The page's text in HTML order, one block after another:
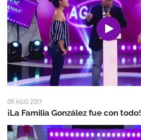
09 AGO 2017
¡La Familia González fue con todo!